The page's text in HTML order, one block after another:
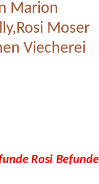
Marion
Moser
Viecherei
Rosi